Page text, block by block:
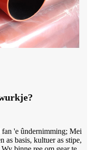
'e ûndernimming; Mei
as basis, kultuer as stipe,